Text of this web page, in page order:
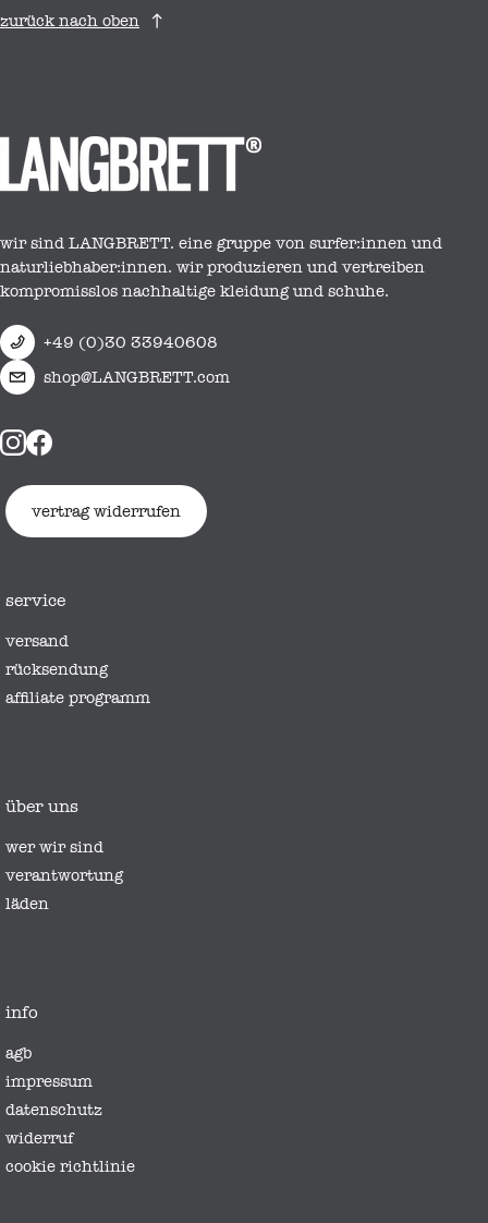
zurück nach oben
wir sind LANGBRETT. eine gruppe von surfer:innen und
naturliebhaber:innen. wir produzieren und vertreiben
kompromisslos nachhaltige kleidung und schuhe.
+49 (0)30 33940608
shop@LANGBRETT.com
vertrag widerrufen
service
versand
rücksendung
affiliate programm
über uns
wer wir sind
verantwortung
läden
info
agb
impressum
datenschutz
widerruf
cookie richtlinie